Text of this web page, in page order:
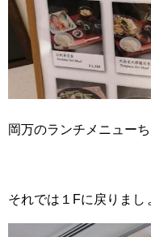
岡万のランチメニュー
それでは１Fに戻りまし